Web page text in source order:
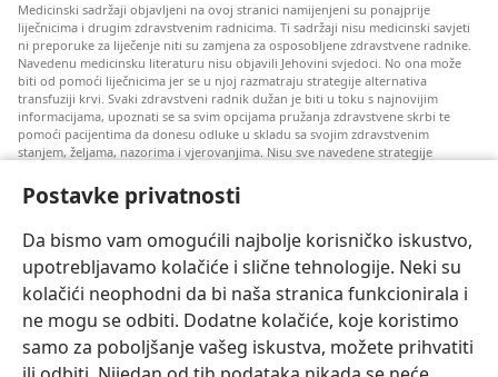
Postavke privatnosti
Da bismo vam omogućili najbolje korisničko iskustvo,
upotrebljavamo kolačiće i slične tehnologije. Neki su
kolačići neophodni da bi naša stranica funkcionirala i
ne mogu se odbiti. Dodatne kolačiće, koje koristimo
samo za poboljšanje vašeg iskustva, možete prihvatiti
Medicinski sadržaji objavljeni na ovoj stranici namijenjeni su ponajprije
liječnicima i drugim zdravstvenim radnicima. Ti sadržaji nisu medicinski savjeti
ni preporuke za liječenje niti su zamjena za osposobljene zdravstvene radnike.
Navedenu medicinsku literaturu nisu objavili Jehovini svjedoci. No ona može
biti od pomoći liječnicima jer se u njoj razmatraju strategije alternativa
transfuziji krvi. Svaki zdravstveni radnik dužan je biti u toku s najnovijim
informacijama, upoznati se sa svim opcijama pružanja zdravstvene skrbi te
pomoći pacijentima da donesu odluke u skladu sa svojim zdravstvenim
stanjem, željama, nazorima i vjerovanjima. Nisu sve navedene strategije
Napomena pacijentima: Ako trebate savjet oko svog zdravstvenog stanja i
radnicima. Pomoć liječnika zatražite ako sumnjate da ste oboljeli.
Korištenje ove stranice podliježe uvjetima korištenja.
Postavke prikaza